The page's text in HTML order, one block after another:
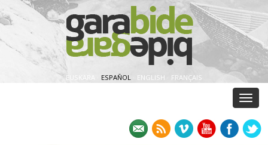
EUSKARA ESPAÑOL · ENGLISH · FRANÇAIS